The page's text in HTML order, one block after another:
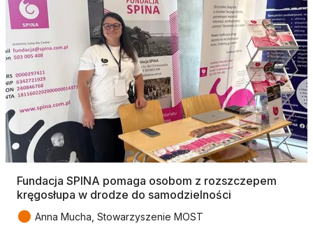
Fundacja SPINA pomaga osobom z rozszczepem
kręgosłupa w drodze do samodzielności
● Anna Mucha, Stowarzyszenie MOST